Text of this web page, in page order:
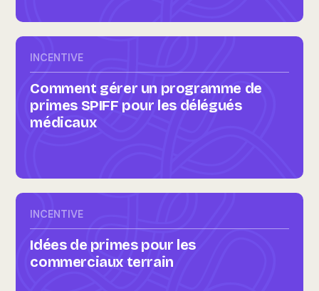
INCENTIVE
Comment gérer un programme de
primes SPIFF pour les délégués
médicaux
INCENTIVE
Idées de primes pour les
commerciaux terrain